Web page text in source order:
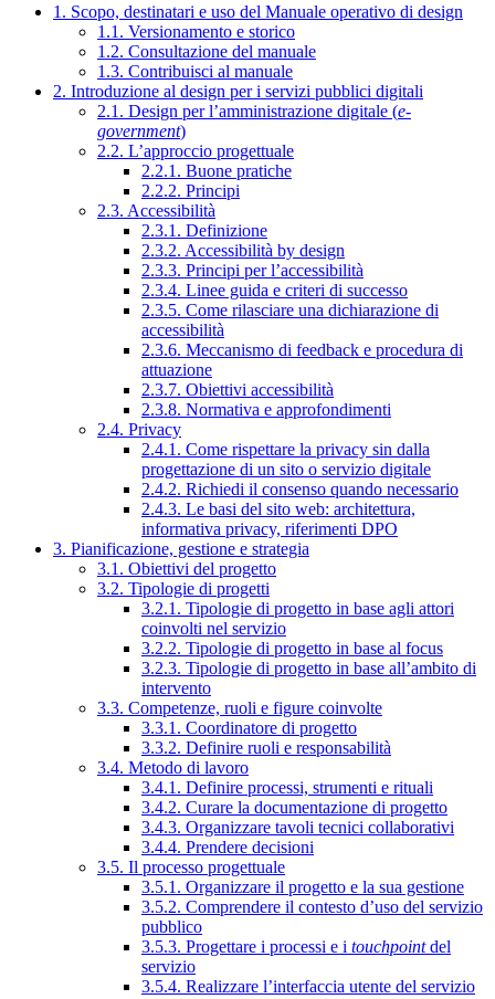
1. Scopo, destinatari e uso del Manuale operativo di design
1.1. Versionamento e storico
1.2. Consultazione del manuale
1.3. Contribuisci al manuale
2. Introduzione al design per i servizi pubblici digitali
2.1. Design per l’amministrazione digitale (e-
government)
2.2. L’approccio progettuale
2.2.1. Buone pratiche
2.2.2. Principi
2.3. Accessibilità
2.3.1. Definizione
2.3.2. Accessibilità by design
2.3.3. Principi per l’accessibilità
2.3.4. Linee guida e criteri di successo
2.3.5. Come rilasciare una dichiarazione di
accessibilità
2.3.6. Meccanismo di feedback e procedura di
attuazione
2.3.7. Obiettivi accessibilità
2.3.8. Normativa e approfondimenti
2.4. Privacy
2.4.1. Come rispettare la privacy sin dalla
progettazione di un sito o servizio digitale
2.4.2. Richiedi il consenso quando necessario
2.4.3. Le basi del sito web: architettura,
informativa privacy, riferimenti DPO
3. Pianificazione, gestione e strategia
3.1. Obiettivi del progetto
3.2. Tipologie di progetti
3.2.1. Tipologie di progetto in base agli attori
coinvolti nel servizio
3.2.2. Tipologie di progetto in base al focus
3.2.3. Tipologie di progetto in base all’ambito di
intervento
3.3. Competenze, ruoli e figure coinvolte
3.3.1. Coordinatore di progetto
3.3.2. Definire ruoli e responsabilità
3.4. Metodo di lavoro
3.4.1. Definire processi, strumenti e rituali
3.4.2. Curare la documentazione di progetto
3.4.3. Organizzare tavoli tecnici collaborativi
3.4.4. Prendere decisioni
3.5. Il processo progettuale
3.5.1. Organizzare il progetto e la sua gestione
3.5.2. Comprendere il contesto d’uso del servizio
pubblico
3.5.3. Progettare i processi e i touchpointdel
servizio
3.5.4. Realizzare l’interfaccia utente del servizio